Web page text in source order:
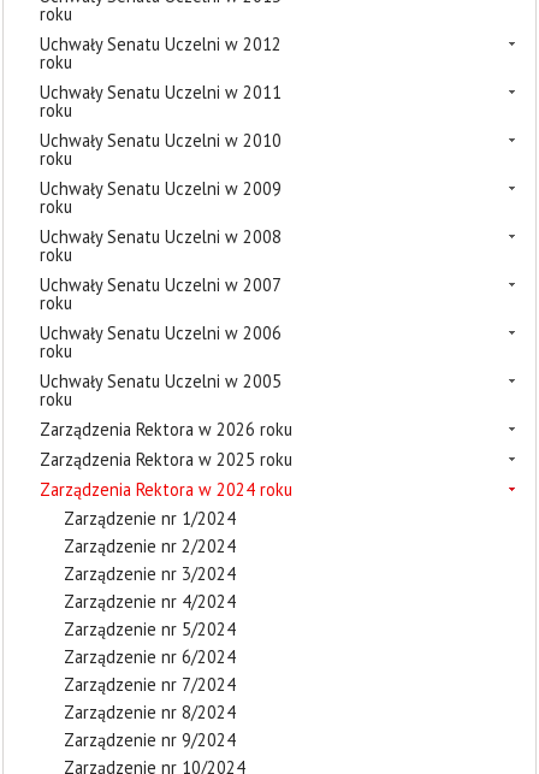
roku
Uchwały Senatu Uczelni w 2012
roku
Uchwały Senatu Uczelni w 2011
roku
Uchwały Senatu Uczelni w 2010
roku
Uchwały Senatu Uczelni w 2009
roku
Uchwały Senatu Uczelni w 2008
roku
Uchwały Senatu Uczelni w 2007
roku
Uchwały Senatu Uczelni w 2006
roku
Uchwały Senatu Uczelni w 2005
roku
Zarządzenia Rektora w 2026 roku
Zarządzenia Rektora w 2025 roku
Zarządzenia Rektora w 2024 roku
Zarządzenie nr 1/2024
Zarządzenie nr 2/2024
Zarządzenie nr 3/2024
Zarządzenie nr 4/2024
Zarządzenie nr 5/2024
Zarządzenie nr 6/2024
Zarządzenie nr 7/2024
Zarządzenie nr 8/2024
Zarządzenie nr 9/2024
Zarządzenie nr 10/2024